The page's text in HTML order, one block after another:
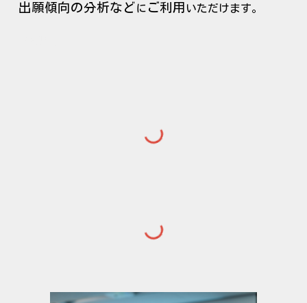
出願傾向の分析などに ご利用 いただけます。